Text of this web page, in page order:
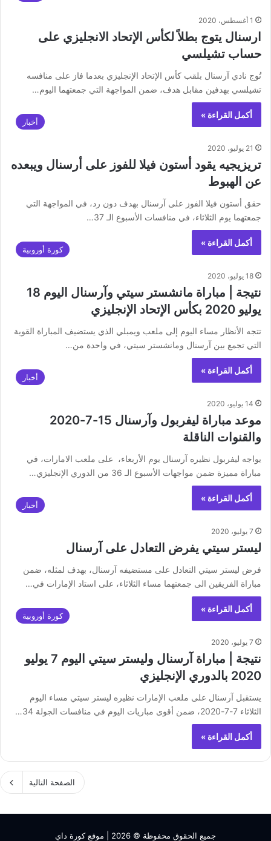
1 أغسطس، 2020
ارسنال يتوج بطلاً لكأس الإتحاد الانجليزي على
حساب تشيلسي
تُوج نادي آرسنال بلقب كأس الإتحاد الإنجليزي بعدما فاز على منافسه
تشيلسي بهدفين مقابل هدف، ضمن المواجهة التي جمعتهما اليوم…
أكمل القراءة »
أخبار
21 يوليو، 2020
تريزيجيه يقود أستون فيلا للفوز على أرسنال ويبعده
عن الهبوط
حقق أستون فيلا الفوز على آرسنال بهدف دون رد، في المواجهة التي
جمعتهما يوم الثلاثاء، في منافسات الأسبوع الـ 37…
أكمل القراءة »
كورة أوروبية
18 يوليو، 2020
نتيجة | مباراة مانشستر سيتي وآرسنال اليوم 18
يوليو 2020 بكأس الإتحاد الإنجليزي
تتجه الأنظار مساء اليوم إلى ملعب ويمبلي الذي يستضيف المباراة القوية
التي تجمع بين آرسنال ومانشستر سيتي، في واحدة من…
أكمل القراءة »
أخبار
14 يوليو، 2020
موعد مباراة ليفربول وآرسنال 15-7-2020
والقنوات الناقلة
يواجه ليفربول نظيره آرسنال يوم الأربعاء، على ملعب الامارات، في
مباراة مميزة ضمن مواجهات الأسبوع الـ 36 من الدوري الإنجليزي…
أكمل القراءة »
أخبار
7 يوليو، 2020
ليستر سيتي يفرض التعادل على آرسنال
فرض ليستر سيتي التعادل على مستضيفه آرسنال، بهدف لمثله، ضمن
مباراة الفريقين الى جمعتهما مساء الثلاثاء، على استاد الإمارات في…
أكمل القراءة »
كورة أوروبية
7 يوليو، 2020
نتيجة | مباراة آرسنال وليستر سيتي اليوم 7 يوليو
2020 بالدوري الإنجليزي
يستقبل آرسنال على ملعب الإمارات نظيره ليستر سيتي مساء اليوم
الثلاثاء 7-7-2020، ضمن أقوى مباريات اليوم في منافسات الجولة 34…
أكمل القراءة »
الصفحة التالية
جميع الحقوق محفوظة © 2026 | موقع كورة داي